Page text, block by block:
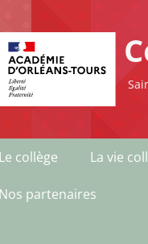
Le collège La vie
Nos partenaires